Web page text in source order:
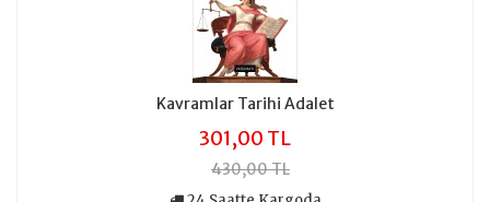
Kavramlar Tarihi Adalet
301,00 TL
430,00 TL